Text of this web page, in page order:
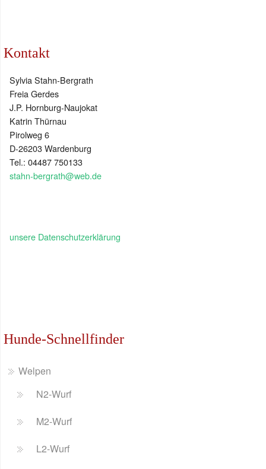
Kontakt
Sylvia Stahn-Bergrath
Freia Gerdes
J.P. Hornburg-Naujokat
Katrin Thürnau
Pirolweg 6
D-26203 Wardenburg
Tel.: 04487 750133
stahn-bergrath@web.de
unsere Datenschutzerklärung
Hunde-Schnellfinder
Welpen
N2-Wurf
M2-Wurf
L2-Wurf